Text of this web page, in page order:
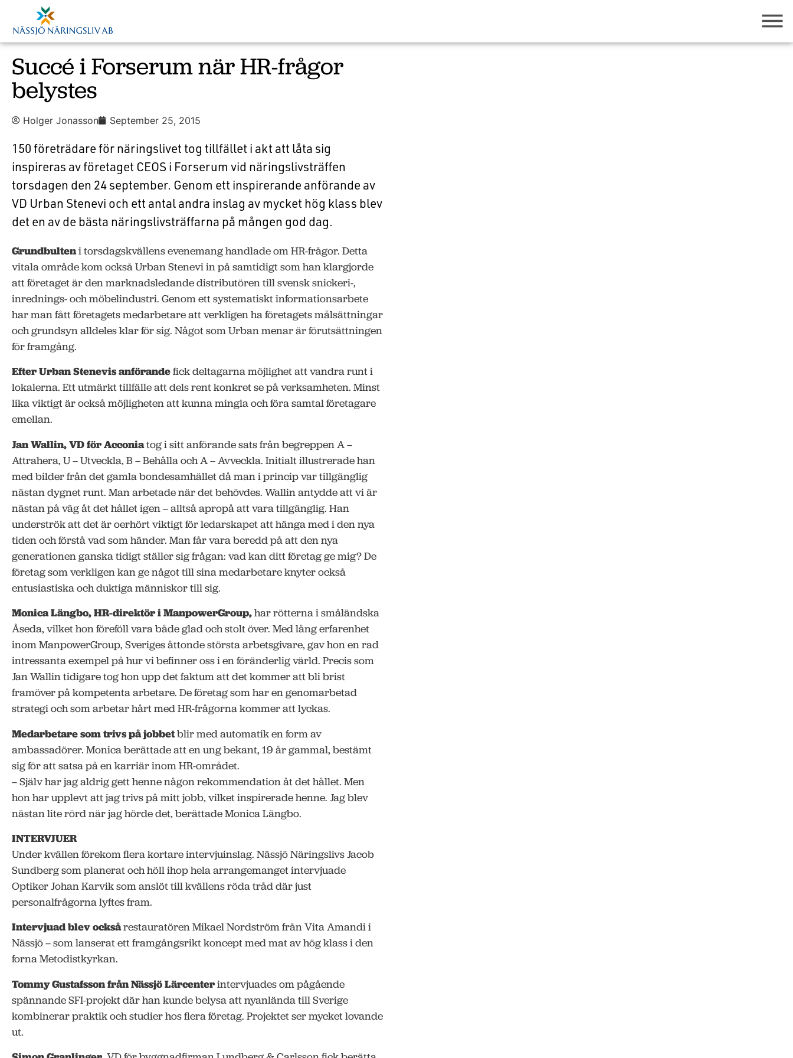
Succé i Forserum när HR-frågor
belystes
Holger Jonasson September 25, 2015
150 företrädare för näringslivet tog tillfället i akt att låta sig
inspireras av företaget CEOS i Forserum vid näringslivsträffen
torsdagen den 24 september. Genom ett inspirerande anförande av
VD Urban Stenevi och ett antal andra inslag av mycket hög klass blev
det en av de bästa näringslivsträffarna på mången god dag.
Grundbulteni torsdagskvällens evenemang handlade om HR-frågor. Detta
vitala område kom också Urban Stenevi in på samtidigt som han klargjorde
att företaget är den marknadsledande distributören till svensk snickeri-,
inrednings- och möbelindustri. Genom ett systematiskt informationsarbete
har man fått företagets medarbetare att verkligen ha företagets målsättningar
och grundsyn alldeles klar för sig. Något som Urban menar är förutsättningen
för framgång.
Efter Urban Stenevis anförandefick deltagarna möjlighet att vandra runt i
lokalerna. Ett utmärkt tillfälle att dels rent konkret se på verksamheten. Minst
lika viktigt är också möjligheten att kunna mingla och föra samtal företagare
emellan.
Jan Wallin, VD för Acconiatog i sitt anförande sats från begreppen A –
Attrahera, U – Utveckla, B – Behålla och A – Avveckla. Initialt illustrerade han
med bilder från det gamla bondesamhället då man i princip var tillgänglig
nästan dygnet runt. Man arbetade när det behövdes. Wallin antydde att vi är
nästan på väg åt det hållet igen – alltså apropå att vara tillgänglig. Han
underströk att det är oerhört viktigt för ledarskapet att hänga med i den nya
tiden och förstå vad som händer. Man får vara beredd på att den nya
generationen ganska tidigt ställer sig frågan: vad kan ditt företag ge mig? De
företag som verkligen kan ge något till sina medarbetare knyter också
entusiastiska och duktiga människor till sig.
Monica Längbo, HR-direktör i ManpowerGroup,har rötterna i småländska
Åseda, vilket hon föreföll vara både glad och stolt över. Med lång erfarenhet
inom ManpowerGroup, Sveriges åttonde största arbetsgivare, gav hon en rad
intressanta exempel på hur vi befinner oss i en föränderlig värld. Precis som
Jan Wallin tidigare tog hon upp det faktum att det kommer att bli brist
framöver på kompetenta arbetare. De företag som har en genomarbetad
strategi och som arbetar hårt med HR-frågorna kommer att lyckas.
Medarbetare som trivs på jobbetblir med automatik en form av
ambassadörer. Monica berättade att en ung bekant, 19 år gammal, bestämt
sig för att satsa på en karriär inom HR-området.
– Själv har jag aldrig gett henne någon rekommendation åt det hållet. Men
hon har upplevt att jag trivs på mitt jobb, vilket inspirerade henne. Jag blev
nästan lite rörd när jag hörde det, berättade Monica Längbo.
INTERVJUER
Under kvällen förekom flera kortare intervjuinslag. Nässjö Näringslivs Jacob
Sundberg som planerat och höll ihop hela arrangemanget intervjuade
Optiker Johan Karvik som anslöt till kvällens röda tråd där just
personalfrågorna lyftes fram.
Intervjuad blev ocksårestauratören Mikael Nordström från Vita Amandi i
Nässjö – som lanserat ett framgångsrikt koncept med mat av hög klass i den
forna Metodistkyrkan.
Tommy Gustafsson från Nässjö Lärcenterintervjuades om pågående
spännande SFI-projekt där han kunde belysa att nyanlända till Sverige
kombinerar praktik och studier hos flera företag. Projektet ser mycket lovande
ut.